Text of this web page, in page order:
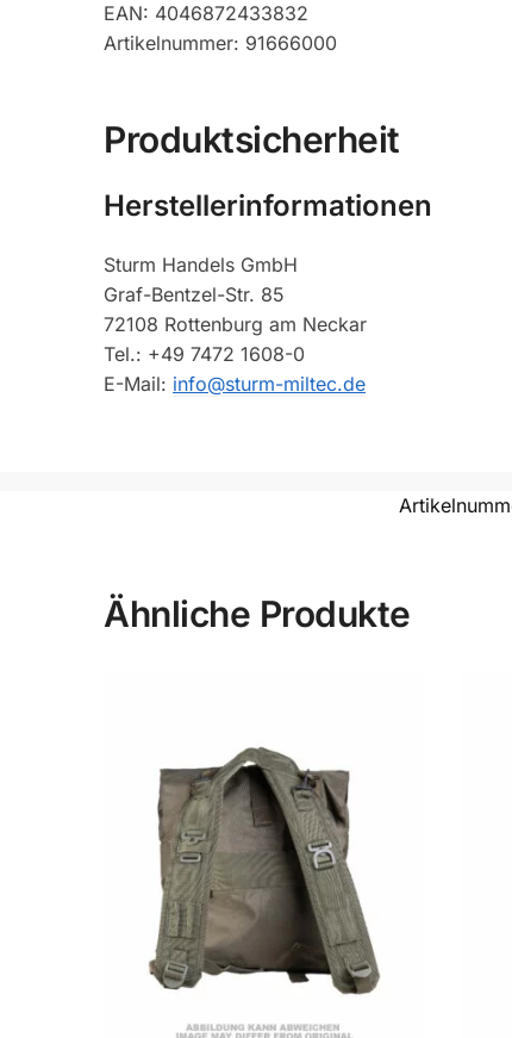
EAN: 4046872433832
Artikelnummer: 91666000
Produktsicherheit
Herstellerinformationen
Sturm Handels GmbH
Graf-Bentzel-Str. 85
72108 Rottenburg am Neckar
Tel.: +49 7472 1608-0
E-Mail: info@sturm-miltec.de
Ähnliche Produkte